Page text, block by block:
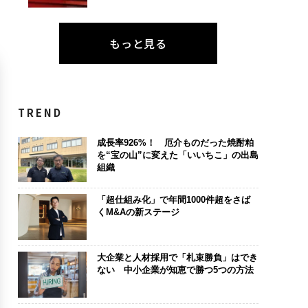
もっと見る
TREND
成長率926%！ 厄介ものだった焼酎粕
を“宝の山”に変えた「いいちこ」の出島
組織
「超仕組み化」で年間1000件超をさば
くM&Aの新ステージ
大企業と人材採用で「札束勝負」はでき
ない 中小企業が知恵で勝つ5つの方法